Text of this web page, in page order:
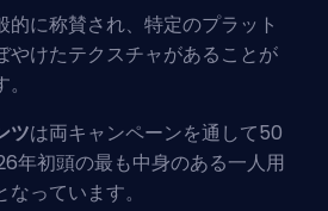
的に称賛され、特定のプラット
やけたテクスチャがあることが
ツは両キャンペーンを通して50
年初頭の最も中身のある一人用
っています。